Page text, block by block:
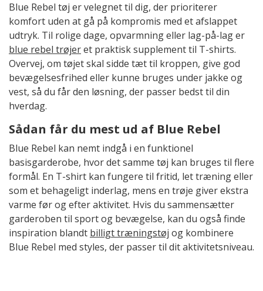
Blue Rebel tøj er velegnet til dig, der prioriterer
komfort uden at gå på kompromis med et afslappet
udtryk. Til rolige dage, opvarmning eller lag-på-lag er
blue rebel trøjeret praktisk supplement til T-shirts.
Overvej, om tøjet skal sidde tæt til kroppen, give god
bevægelsesfrihed eller kunne bruges under jakke og
vest, så du får den løsning, der passer bedst til din
hverdag.
Sådan får du mest ud af Blue Rebel
Blue Rebel kan nemt indgå i en funktionel
basisgarderobe, hvor det samme tøj kan bruges til flere
formål. En T-shirt kan fungere til fritid, let træning eller
som et behageligt inderlag, mens en trøje giver ekstra
varme før og efter aktivitet. Hvis du sammensætter
garderoben til sport og bevægelse, kan du også finde
inspiration blandt billigt træningstøj og kombinere
Blue Rebel med styles, der passer til dit aktivitetsniveau.